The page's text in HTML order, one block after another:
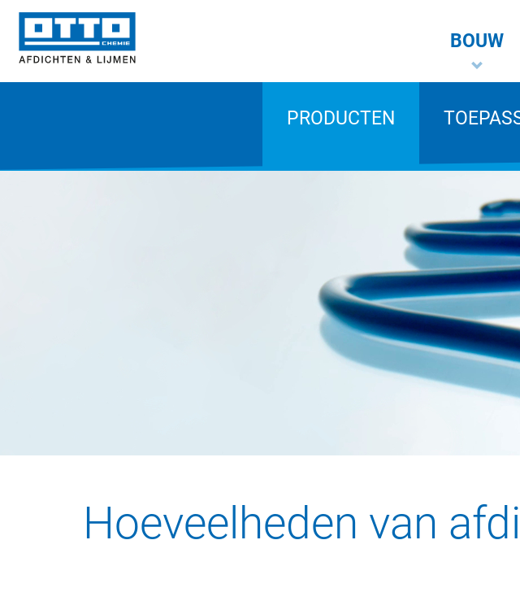
BOUW
PRODUCTEN
Hoeveelheden van